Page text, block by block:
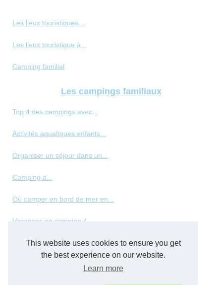
This website uses cookies to ensure you get
the best experience on our website.
Learn more
Les lieux touristiques...
Les lieux touristique à...
Camping familial
Les campings familiaux
Top 4 des campings avec...
Activités aquatiques enfants...
Organiser un séjour dans un...
Camping à...
Où camper en bord de mer en...
Vacances en camping 4...
Les meilleurs types de...
Panorama des hébergements de...